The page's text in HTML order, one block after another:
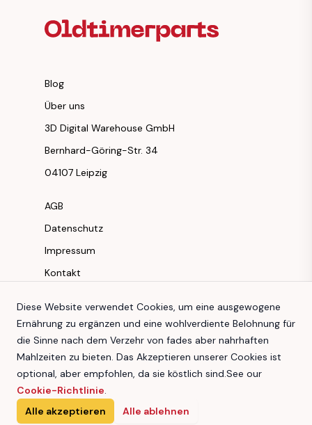
Blog
Über uns
3D Digital Warehouse GmbH
Bernhard-Göring-Str. 34
04107 Leipzig
AGB
Datenschutz
Impressum
Kontakt
Instagram
Facebook
Youtube
TikTok
3D Digital Warehouse GmbH
Diese Website verwendet Cookies, um eine ausgewogene
Ernährung zu ergänzen und eine wohlverdiente Belohnung für
die Sinne nach dem Verzehr von fades aber nahrhaften
Mahlzeiten zu bieten. Das Akzeptieren unserer Cookies ist
optional, aber empfohlen, da sie köstlich sind.See our
Cookie-Richtlinie.
Alle akzeptieren
Alle ablehnen